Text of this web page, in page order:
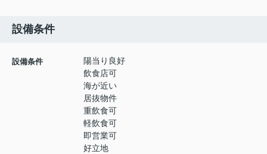
設備条件
設備条件
陽当り良好
飲食店可
海が近い
居抜物件
重飲食可
軽飲食可
即営業可
好立地